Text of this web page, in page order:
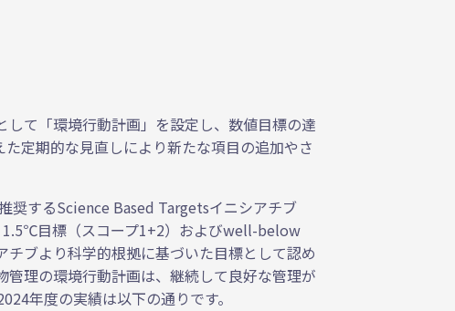
て「環境行動計画」を設定し、数値目標の達
定期的な見直しにより新たな項目の追加やさ
奨するScience Based Targetsイニシアチブ
1.5℃目標（スコープ1+2）およびwell-below
ブより科学的根拠に基づいた目標として認め
理の環境行動計画は、継続して良好な管理が
年度の実績は以下の通りです。